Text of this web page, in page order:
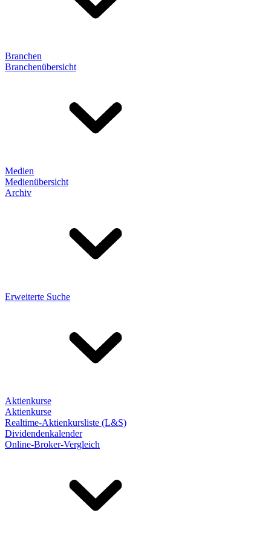
Branchen
Branchenübersicht
Medien
Medienübersicht
Archiv
Erweiterte Suche
Aktienkurse
Aktienkurse
Realtime-Aktienkursliste (L&S)
Dividendenkalender
Online-Broker-Vergleich